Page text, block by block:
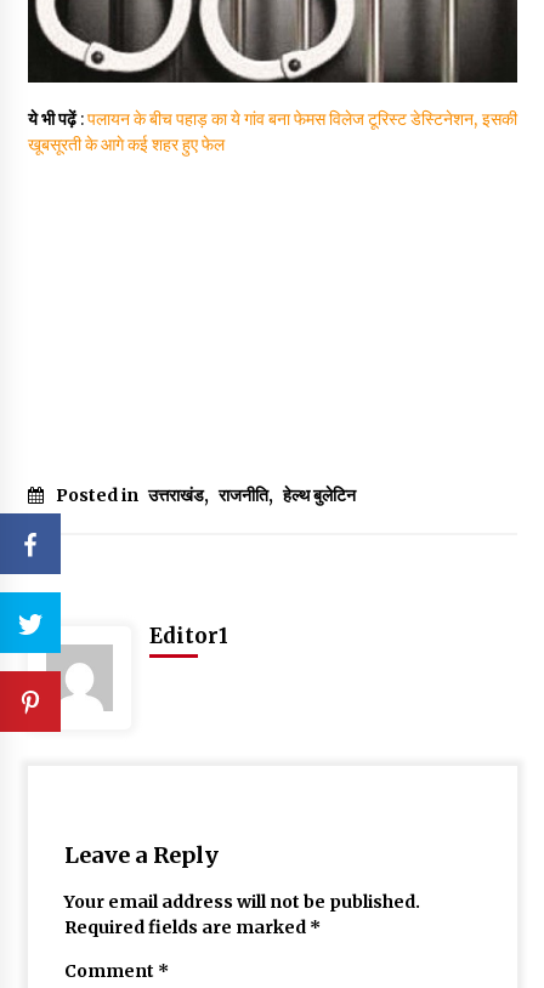
ये भी पढ़ें:पलायन के बीच पहाड़ का ये गांव बना फेमस विलेज टूरिस्ट डेस्टिनेशन, इसकी
खूबसूरती के आगे कई शहर हुए फेल
Posted in उत्तराखंड, राजनीति, हेल्थ बुलेटिन
Editor1
Leave a Reply
Your email address will not be published.
Required fields are marked *
Comment *